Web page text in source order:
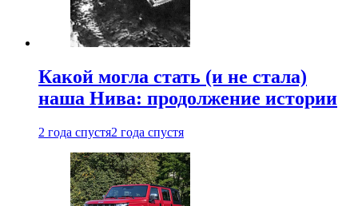
Какой могла стать (и не стала)
наша Нива: продолжение истории
2 года спустя2 года спустя